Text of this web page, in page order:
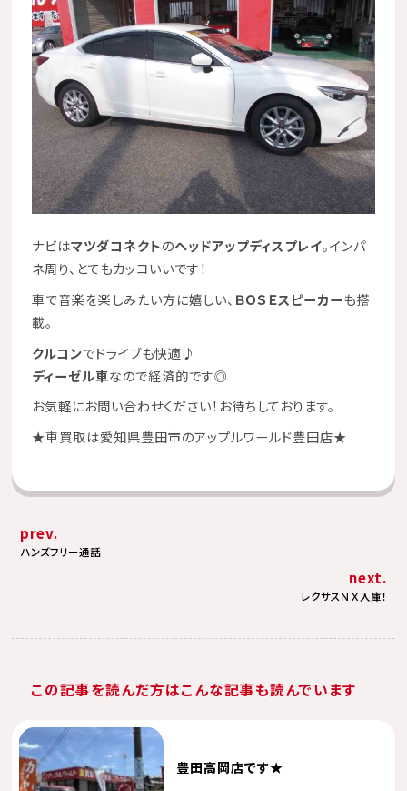
ナビはマツダコネクトのヘッドアップディスプレイ。インパ
ネ周り、とてもカッコいいです！
車で音楽を楽しみたい方に嬉しい、 ＢＯＳＥスピーカーも搭
載。
クルコンでドライブも快適♪
ディーゼル車なので経済的です◎
お気軽にお問い合わせください！お待ちしております。
★車買取は愛知県豊田市のアップルワールド豊田店★
prev.
ハンズフリー通話
next.
レクサスＮＸ入庫！
この記事を読んだ方はこんな記事も読んでいます
豊田高岡店です★